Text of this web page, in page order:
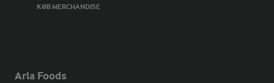
KØB MERCHANDISE
Arla Foods